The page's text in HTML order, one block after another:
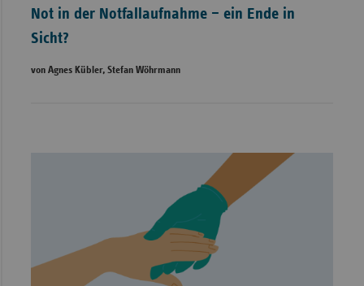
Not in der Notfallaufnahme – ein Ende in
Sicht?
von Agnes Kübler, Stefan Wöhrmann